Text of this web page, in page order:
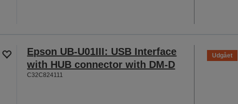
Epson UB-U01III: USB Interface
with HUB connector with DM-D
C32C824111
Udgået